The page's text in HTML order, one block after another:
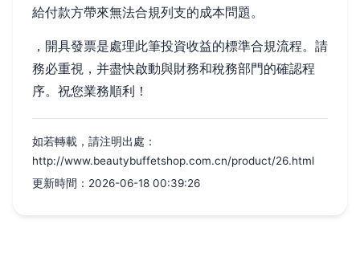
給付款方帶來無法合規列支的成本問題。
，開具發票是處理此筆投資收益的標準合規流程。請
務必重視，并盡快啟動與財務和稅務部門的確認程
序。祝您業務順利！
如若轉載，請注明出處：
http://www.beautybuffetshop.com.cn/product/26.html
更新時間：2026-06-18 00:39:26